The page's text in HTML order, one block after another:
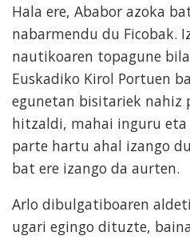
Hala ere, Ababor azoka
nabarmendu du Ficobak.
nautikoaren topagune
Euskadiko Kirol Portuen
egunetan bisitariek nahiz
hitzaldi, mahai inguru
parte hartu ahal izango
bat ere izango da aurten.
Arlo dibulgatiboaren
ugari egingo dituzte,